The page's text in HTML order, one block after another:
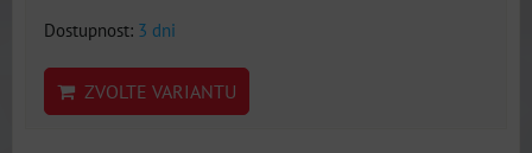
Dostupnost: 3 dni
ZVOLTE VARIANTU